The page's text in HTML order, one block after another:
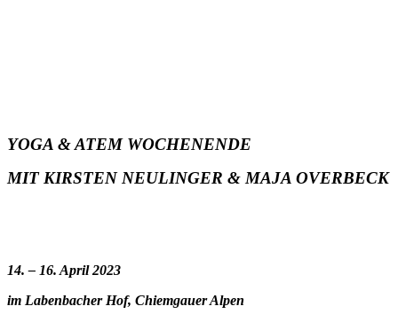
YOGA & ATEM WOCHENENDE
MIT KIRSTEN NEULINGER & MAJA OVERBECK
14. – 16. April 2023
im Labenbacher Hof, Chiemgauer Alpen